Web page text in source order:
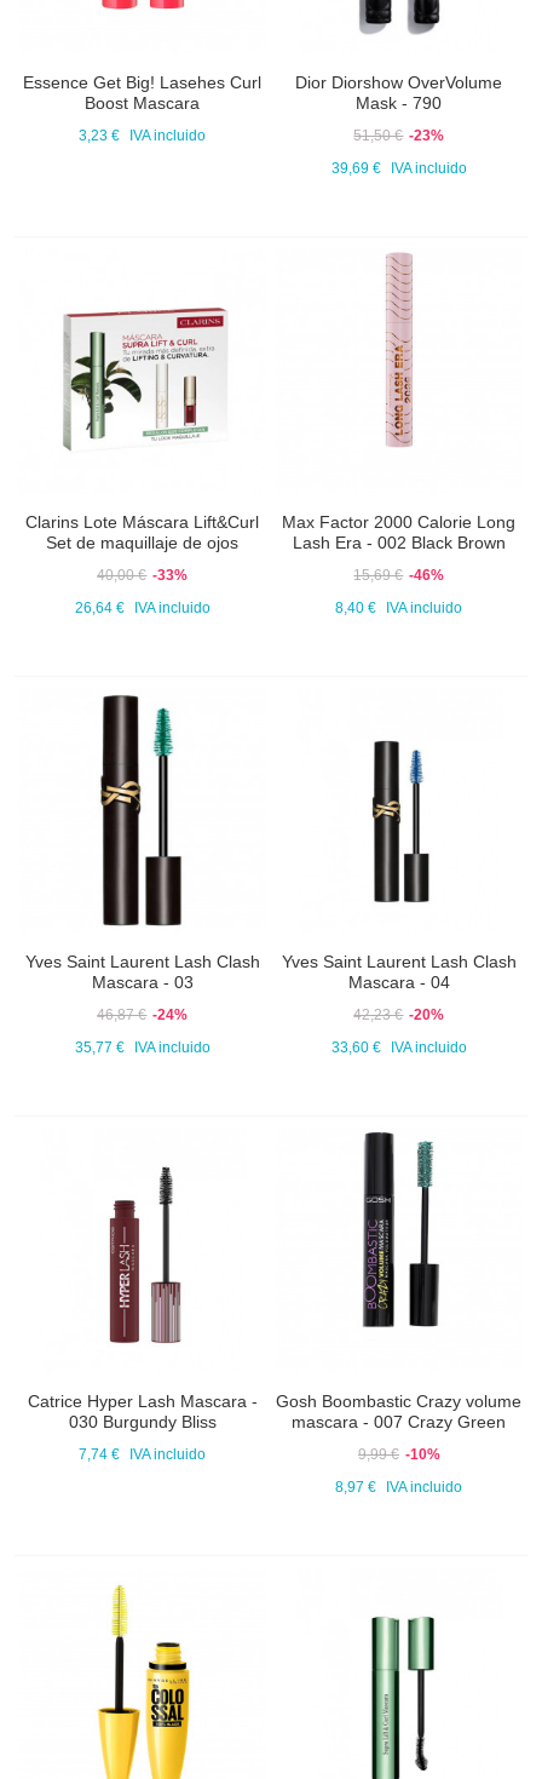
Essence Get Big! Lasehes Curl
Boost Mascara
3,23 € IVA incluido
Dior Diorshow OverVolume
Mask - 790
51,50 € -23%
39,69 €
IVA incluido
Clarins Lote Máscara Lift&Curl
Set de maquillaje de ojos
40,00 € -33%
26,64 €
IVA incluido
Max Factor 2000 Calorie Long
Lash Era - 002 Black Brown
15,69 € -46%
8,40 €
IVA incluido
Yves Saint Laurent Lash Clash
Mascara - 03
46,87 € -24%
35,77 €
IVA incluido
Yves Saint Laurent Lash Clash
Mascara - 04
42,23 € -20%
33,60 €
IVA incluido
Catrice Hyper Lash Mascara -
030 Burgundy Bliss
7,74 € IVA incluido
Gosh Boombastic Crazy volume
mascara - 007 Crazy Green
9,99 € -10%
8,97 €
IVA incluido